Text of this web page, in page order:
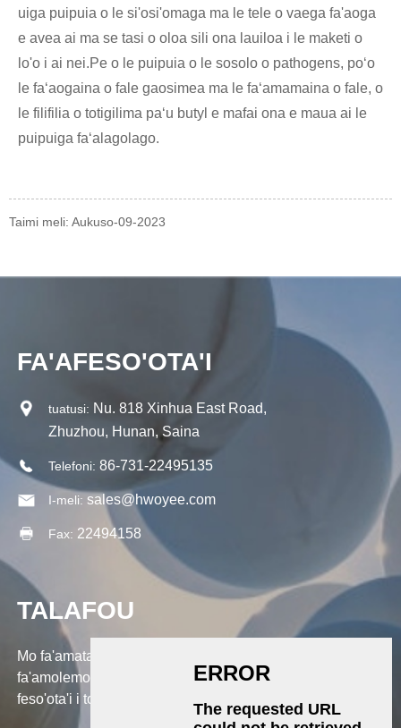
uiga puipuia o le si'osi'omaga ma le tele o vaega fa'aoga
e avea ai ma se tasi o oloa sili ona lauiloa i le maketi o
lo'o i ai nei.Pe o le puipuia o le sosolo o pathogens, poʻo
le faʻaogaina o fale gaosimea ma le faʻamamaina o fale, o
le filifilia o totigilima paʻu butyl e mafai ona e maua ai le
puipuiga faʻalagolago.
Taimi meli: Aukuso-09-2023
FA'AFESO'OTA'I
tuatusi: Nu. 818 Xinhua East Road,
Zhuzhou, Hunan, Saina
Telefoni: 86-731-22495135
I-meli: sales@hwoyee.com
Fax: 22494158
TALAFOU
Mo fa'amatalaga e uiga ia matou oloa po'o le lisi o tau,
fa'amolemole tu'u lau imeli ia i matou ma o le a matou
feso'ota'i i totonu ole 24 itula.